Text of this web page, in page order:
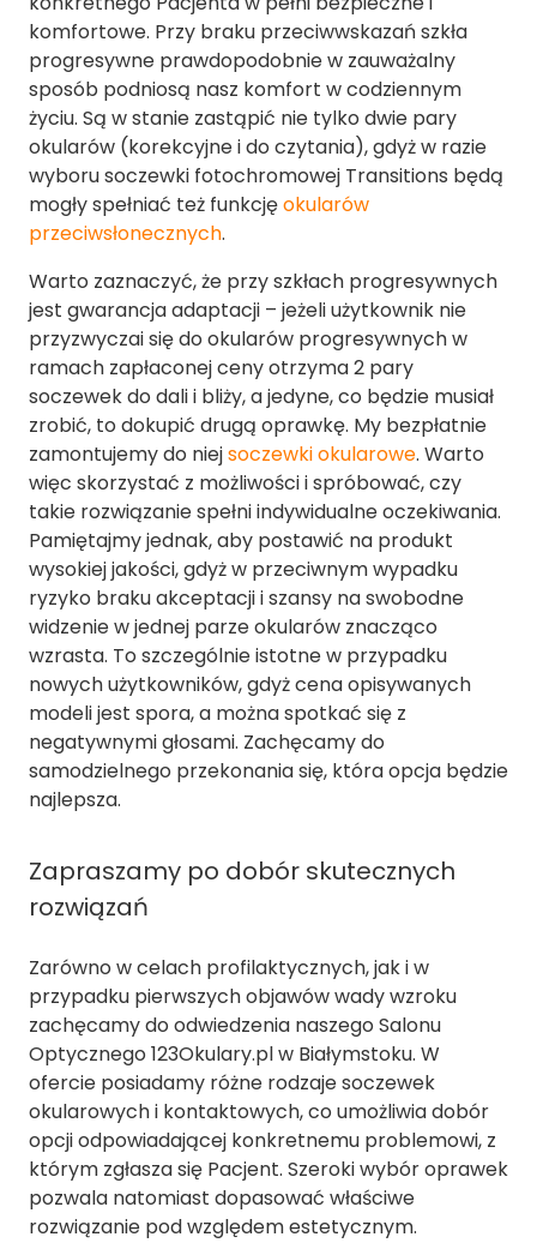
komfortowe. Przy braku przeciwwskazań szkła
progresywne prawdopodobnie w zauważalny
sposób podniosą nasz komfort w codziennym
życiu. Są w stanie zastąpić nie tylko dwie pary
okularów (korekcyjne i do czytania), gdyż w razie
wyboru soczewki fotochromowej Transitions będą
mogły spełniać też funkcjęokularów
przeciwsłonecznych.
Warto zaznaczyć, że przy szkłach progresywnych
jest gwarancja adaptacji – jeżeli użytkownik nie
przyzwyczai się do okularów progresywnych w
ramach zapłaconej ceny otrzyma 2 pary
soczewek do dali i bliży, a jedyne, co będzie musiał
zrobić, to dokupić drugą oprawkę. My bezpłatnie
zamontujemy do niejsoczewki okularowe. Warto
więc skorzystać z możliwości i spróbować, czy
takie rozwiązanie spełni indywidualne oczekiwania.
Pamiętajmy jednak, aby postawić na produkt
wysokiej jakości, gdyż w przeciwnym wypadku
ryzyko braku akceptacji i szansy na swobodne
widzenie w jednej parze okularów znacząco
wzrasta. To szczególnie istotne w przypadku
nowych użytkowników, gdyż cena opisywanych
modeli jest spora, a można spotkać się z
negatywnymi głosami. Zachęcamy do
samodzielnego przekonania się, która opcja będzie
najlepsza.
Zapraszamy po dobór skutecznych
rozwiązań
Zarówno w celach profilaktycznych, jak i w
przypadku pierwszych objawów wady wzroku
zachęcamy do odwiedzenia naszego Salonu
Optycznego 123Okulary.pl w Białymstoku. W
ofercie posiadamy różne rodzaje soczewek
okularowych i kontaktowych, co umożliwia dobór
opcji odpowiadającej konkretnemu problemowi, z
którym zgłasza się Pacjent. Szeroki wybór oprawek
pozwala natomiast dopasować właściwe
rozwiązanie pod względem estetycznym.